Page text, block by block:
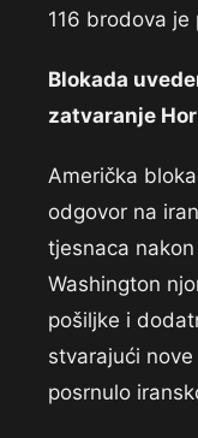
116 brodova je
Blokada
zatvaranje
Američka
odgovor na
tjesnaca
Washington
pošiljke i
stvarajući
posrnulo